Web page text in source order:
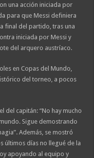
una acción iniciada por
para que Messi definiera
final del partido, tras una
iniciada por Messi y
del arquero austríaco.
en Copas del Mundo,
del torneo, a pocos
del capitán: “No hay mucho
Sigue demostrando
Además, se mostró
últimos días no llegué de la
apoyando al equipo y